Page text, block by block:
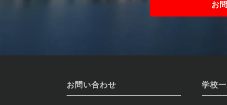
お
お問い合わせ 学校